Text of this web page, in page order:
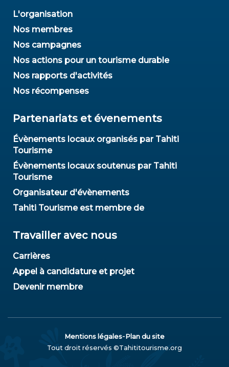
L'organisation
Nos membres
Nos campagnes
Nos actions pour un tourisme durable
Nos rapports d'activités
Nos récompenses
Partenariats et évenements
Évènements locaux organisés par Tahiti
Tourisme
Évènements locaux soutenus par Tahiti
Tourisme
Organisateur d'évènements
Tahiti Tourisme est membre de
Travailler avec nous
Carrières
Appel à candidature et projet
Devenir membre
Mentions légales-Plan du site
Tout droit réservés ©Tahititourisme.org